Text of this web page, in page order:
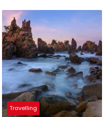
President
Travelling